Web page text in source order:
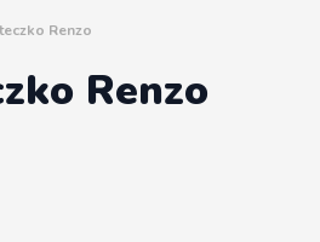
Renzo
Renzo